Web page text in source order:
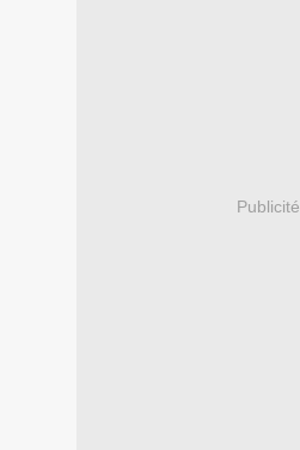
Publicité